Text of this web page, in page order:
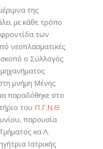
της
με κάθε τρόπο
φροντίδα των
νεοπλασματικές
σκοπό ο Σύλλογός
μνήμη Μένης
παραδόθηκε στο
του Π.Γ.Ν.Θ.
παρουσία
κα Λ.
Ιατρικής